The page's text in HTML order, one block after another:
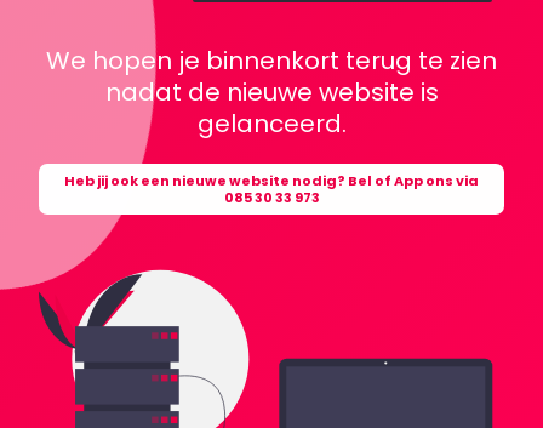
We hopen je binnenkort terug te zien
nadat de nieuwe website is
gelanceerd.
Heb jij ook een nieuwe website nodig? Bel of App ons via
085 30 33 973